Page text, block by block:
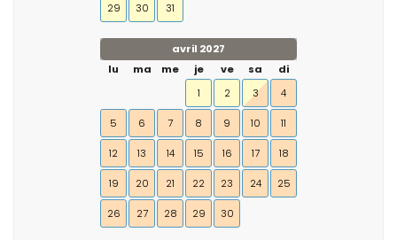
29 30 31
avril 2027
lu
ma me je ve sa
di
1
2 3 4
5 6 7 8 9 10 11
12 13 14 15 16 17 18
19 20 21 22 23 24 25
26 27 28 29 30